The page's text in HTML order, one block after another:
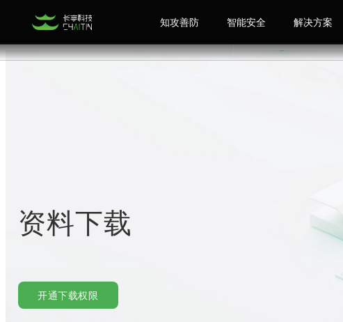
知攻善防 智能安全 解决方案
资料下载
开通下载权限